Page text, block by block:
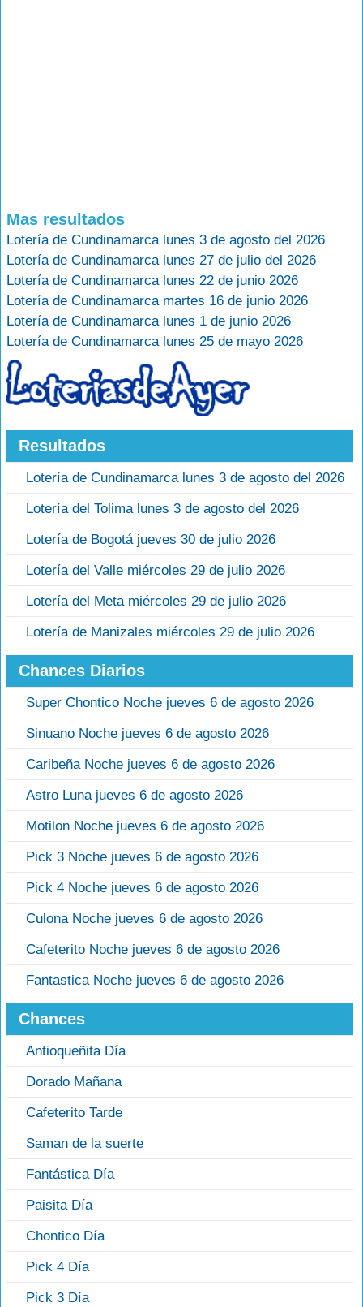
Mas resultados
Lotería de Cundinamarca lunes 3 de agosto del 2026
Lotería de Cundinamarca lunes 27 de julio del 2026
Lotería de Cundinamarca lunes 22 de junio 2026
Lotería de Cundinamarca martes 16 de junio 2026
Lotería de Cundinamarca lunes 1 de junio 2026
Lotería de Cundinamarca lunes 25 de mayo 2026
Resultados
Lotería de Cundinamarca lunes 3 de agosto del 2026
Lotería del Tolima lunes 3 de agosto del 2026
Lotería de Bogotá jueves 30 de julio 2026
Lotería del Valle miércoles 29 de julio 2026
Lotería del Meta miércoles 29 de julio 2026
Lotería de Manizales miércoles 29 de julio 2026
Chances Diarios
Super Chontico Noche jueves 6 de agosto 2026
Sinuano Noche jueves 6 de agosto 2026
Caribeña Noche jueves 6 de agosto 2026
Astro Luna jueves 6 de agosto 2026
Motilon Noche jueves 6 de agosto 2026
Pick 3 Noche jueves 6 de agosto 2026
Pick 4 Noche jueves 6 de agosto 2026
Culona Noche jueves 6 de agosto 2026
Cafeterito Noche jueves 6 de agosto 2026
Fantastica Noche jueves 6 de agosto 2026
Chances
Antioqueñita Día
Dorado Mañana
Cafeterito Tarde
Saman de la suerte
Fantástica Día
Paisita Día
Chontico Día
Pick 4 Día
Pick 3 Día